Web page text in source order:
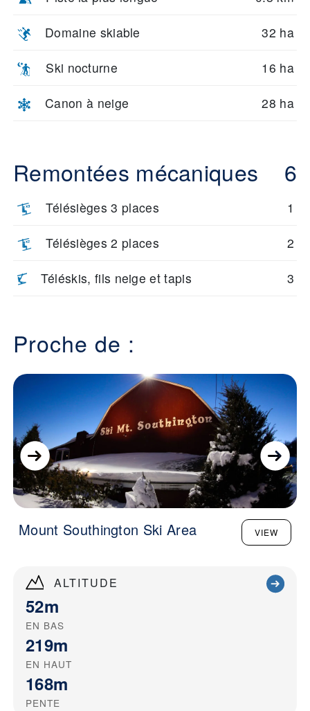
ALTITUDE
52m
EN BAS
219m
EN HAUT
168m
PENTE
Domaine skiable 32 ha
Ski nocturne 16 ha
Canon à neige 28 ha
Remontées mécaniques 6
Télésièges 3 places 1
Télésièges 2 places 2
Téléskis, fils neige et tapis 3
Proche de :
Mount Southington Ski Area VIEW